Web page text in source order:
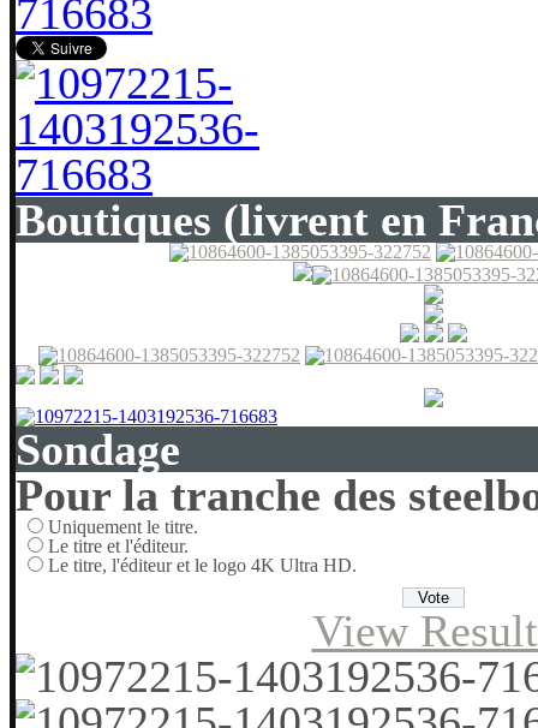
Boutiques (livrent en
Sondage
Pour la tranche des
Uniquement le titre.
Le titre et l'éditeur.
Le titre, l'éditeur et le logo 4K Ultra HD.
View